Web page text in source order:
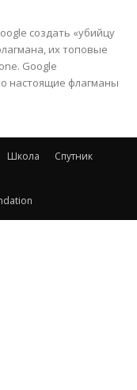
создать «убийцу
их топовые
Google
настоящие флагманы
Школа
Спутник